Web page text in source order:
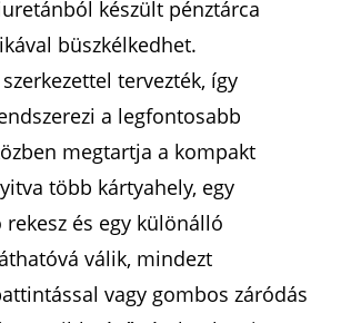
készült pénztárca
büszkélkedhet.
tervezték, így
a legfontosabb
megtartja a kompakt
több kártyahely, egy
és egy különálló
válik, mindezt
vagy gombos záródás